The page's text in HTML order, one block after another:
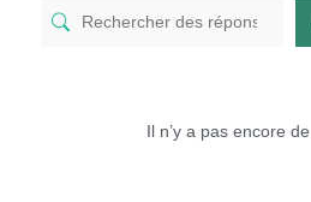
Il n’y a pas encore